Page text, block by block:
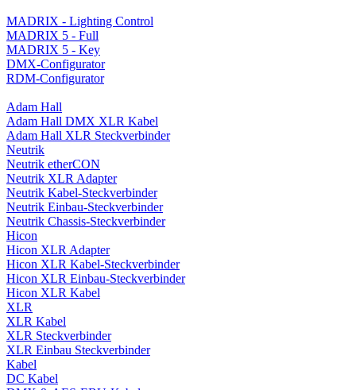
MADRIX - Lighting Control
MADRIX 5 - Full
MADRIX 5 - Key
DMX-Configurator
RDM-Configurator
Adam Hall
Adam Hall DMX XLR Kabel
Adam Hall XLR Steckverbinder
Neutrik
Neutrik etherCON
Neutrik XLR Adapter
Neutrik Kabel-Steckverbinder
Neutrik Einbau-Steckverbinder
Neutrik Chassis-Steckverbinder
Hicon
Hicon XLR Adapter
Hicon XLR Kabel-Steckverbinder
Hicon XLR Einbau-Steckverbinder
Hicon XLR Kabel
XLR
XLR Kabel
XLR Steckverbinder
XLR Einbau Steckverbinder
Kabel
DC Kabel